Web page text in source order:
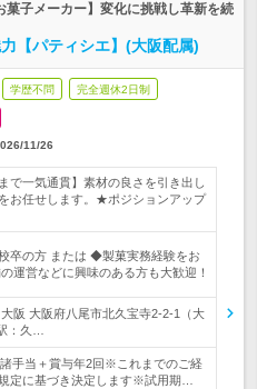
子メーカー】変化に挑戦し革新を続
【パティシエ】(大阪配属)
学歴不問 完全週休2日制
11/26
で一気通貫】素材の良さを引き出し
お任せします。★ポジションアップ
卒の方 または ◆製菓実務経験をお
運営などに興味のある方も大歓迎！
阪 大阪府八尾市北久宝寺2-2-1（大
：久…
手当＋賞与年2回※これまでのご経
定に基づき決定します※試用期…